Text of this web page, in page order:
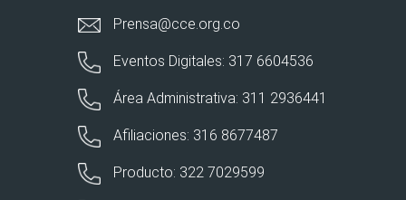
Prensa@cce.org.co
Eventos Digitales: 317 6604536
Área Administrativa: 311 2936441
Afiliaciones: 316 8677487
Producto: 322 7029599